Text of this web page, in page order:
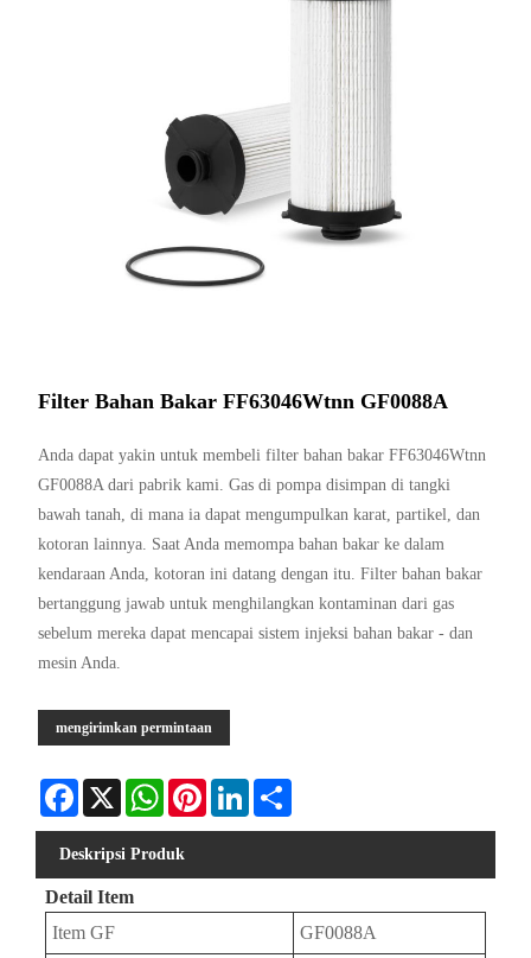
Filter Bahan Bakar FF63046Wtnn GF0088A
Anda dapat yakin untuk membeli filter bahan bakar FF63046Wtnn
GF0088A dari pabrik kami. Gas di pompa disimpan di tangki
bawah tanah, di mana ia dapat mengumpulkan karat, partikel, dan
kotoran lainnya. Saat Anda memompa bahan bakar ke dalam
kendaraan Anda, kotoran ini datang dengan itu. Filter bahan bakar
bertanggung jawab untuk menghilangkan kontaminan dari gas
sebelum mereka dapat mencapai sistem injeksi bahan bakar - dan
mesin Anda.
mengirimkan permintaan
Facebook
X WhatsAppPinterestLinkedIn
Deskripsi Produk
Detail Item
Item GF
GF0088A